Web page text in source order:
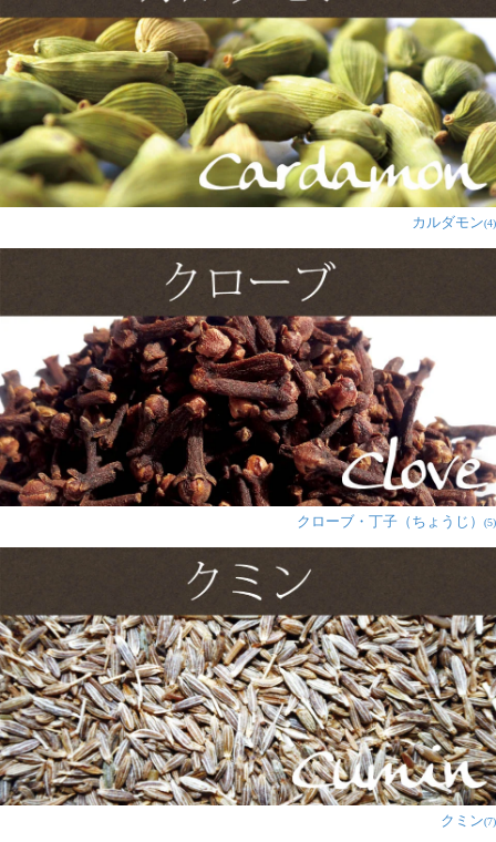
いろいろなサラダにかけて楽しんでいます。
特に、ポテトとの相性は抜群！
なくなる前にまたリピします。
1人の人が参考になったと言っています
★★★★★にゃん吉様
添加物が入ってないので安心して使えます。
の人が参考になったと言っています
★★★★★ひろみん★様
我が家の場合、焼いた鶏肉にこれで味付けをして食べた
り カレーの隠し味として使ったり、サラダにかけて食べ
たりしています
サラダにこれだけだと結構辛いので市販のドレッシング
塩コショウのような見た目ですが独特の風味があって、
塩コショウとは違うスパイスで万能なので色んな料理に
合いそうです
1人の人が参考になったと言っています
★★★★★匿名希望
元々、インド人の友達に教えてもらった「ヨーグルトサ
ラダ」に使っていましたが、ほかの友人（辛いのが超苦
手）にチャットマサラを紹介すると、ひじきサラダやほ
カルダモン(4)
クローブ・丁子（ちょうじ） (5)
クミン(7)